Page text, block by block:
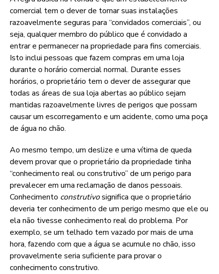
comercial tem o dever de tornar suas instalações
razoavelmente seguras para “convidados comerciais”, ou
seja, qualquer membro do público que é convidado a
entrar e permanecer na propriedade para fins comerciais.
Isto inclui pessoas que fazem compras em uma loja
durante o horário comercial normal. Durante esses
horários, o proprietário tem o dever de assegurar que
todas as áreas de sua loja abertas ao público sejam
mantidas razoavelmente livres de perigos que possam
causar um escorregamento e um acidente, como uma poça
de água no chão.
Ao mesmo tempo, um deslize e uma vítima de queda
devem provar que o proprietário da propriedade tinha
“conhecimento real ou construtivo” de um perigo para
prevalecer em uma reclamação de danos pessoais.
Conhecimento construtivosignifica que o proprietário
deveria ter conhecimento de um perigo mesmo que ele ou
ela não tivesse conhecimento real do problema. Por
exemplo, se um telhado tem vazado por mais de uma
hora, fazendo com que a água se acumule no chão, isso
provavelmente seria suficiente para provar o
conhecimento construtivo.